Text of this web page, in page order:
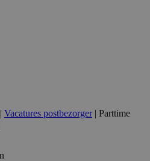
| Vacatures postbezorger| Parttime